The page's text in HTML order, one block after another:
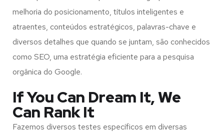
melhoria do posicionamento, títulos inteligentes e
atraentes, conteúdos estratégicos, palavras-chave e
diversos detalhes que quando se juntam, são conhecidos
como SEO, uma estratégia eficiente para a pesquisa
orgânica do Google.
If You Can Dream It, We
Can Rank It
Fazemos diversos testes específicos em diversas